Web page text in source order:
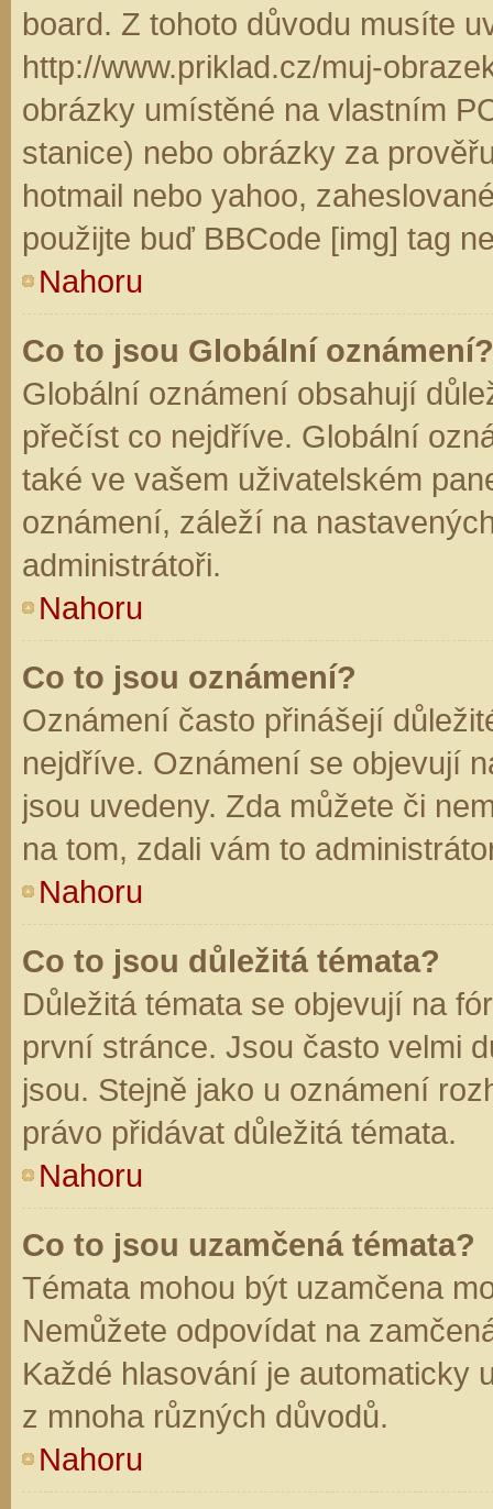
board. Z tohoto důvodu musíte
http://www.priklad.cz/muj-
obrázky umístěné na vlastním
stanice) nebo obrázky za
hotmail nebo yahoo,
použijte buď BBCode [img] tag
Nahoru
Co to jsou Globální oznámení?
Globální oznámení obsahují
přečíst co nejdříve. Globální
také ve vašem uživatelském
oznámení, záleží na
administrátoři.
Nahoru
Co to jsou oznámení?
Oznámení často přinášejí
nejdříve. Oznámení se objevují
jsou uvedeny. Zda můžete či
na tom, zdali vám to
Nahoru
Co to jsou důležitá témata?
Důležitá témata se objevují na
první stránce. Jsou často velmi
jsou. Stejně jako u oznámení
právo přidávat důležitá témata.
Nahoru
Co to jsou uzamčená témata?
Témata mohou být uzamčena
Nemůžete odpovídat na
Každé hlasování je automaticky
z mnoha různých důvodů.
Nahoru